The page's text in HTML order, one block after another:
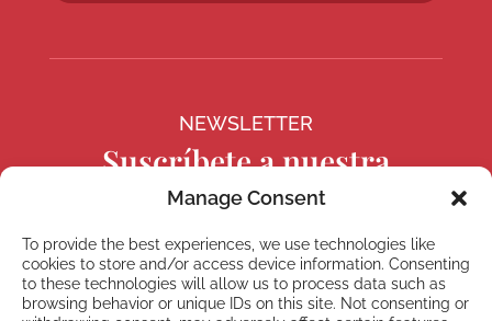
Manage Consent
To provide the best experiences, we use technologies like
cookies to store and/or access device information. Consenting
to these technologies will allow us to process data such as
browsing behavior or unique IDs on this site. Not consenting or
NEWSLETTER
Suscríbete a nuestra
newsletter